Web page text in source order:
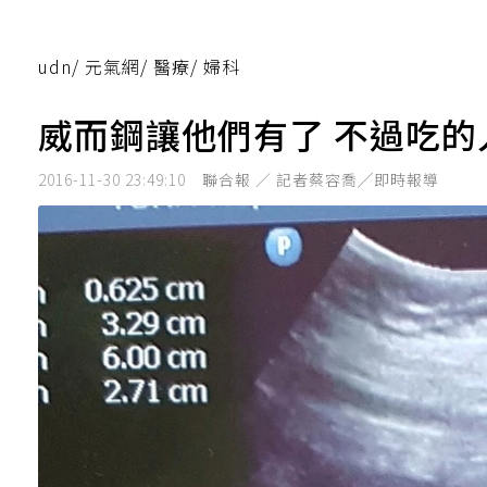
udn/ 元氣網/ 醫療/ 婦科
威而鋼讓他們有了 不過吃
2016-11-30 23:49:10 聯合報 ／ 記者蔡容喬╱即時報導